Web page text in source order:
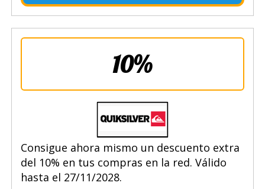
10%
Consigue ahora mismo un descuento extra
del 10% en tus compras en la red. Válido
hasta el 27/11/2028.